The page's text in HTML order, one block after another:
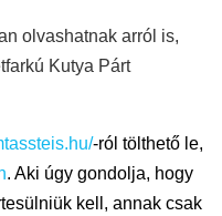
olvashatnak arról is,
Kutya Párt
-ról tölthető le,
. Aki úgy gondolja, hogy
kell, annak csak